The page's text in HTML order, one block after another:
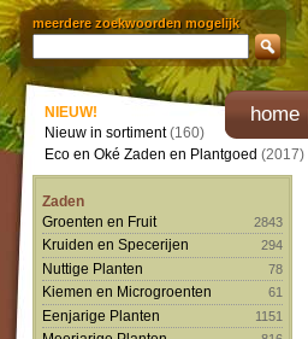
meerdere zoekwoorden mogelijk
home
NIEUW!
Nieuw in sortiment(160)
Eco en Oké Zaden en Plantgoed (2017)
Zaden
Groenten en Fruit
2843
Kruiden en Specerijen 294
Nuttige Planten 78
Kiemen en Microgroenten 61
Eenjarige Planten 1151